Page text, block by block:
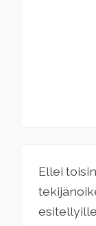
Ellei